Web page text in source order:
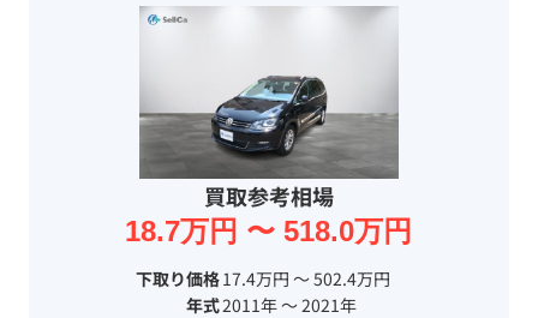
買取参考相場
18.7万円 〜 518.0万円
下取り価格17.4万円 〜 502.4万円
年式2011年 〜 2021年